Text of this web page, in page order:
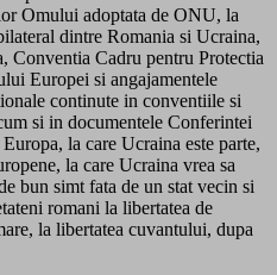
Omului adoptata de ONU, la
dintre Romania si Ucraina,
Conventia Cadru pentru Protectia
Europei si angajamentele
continute in conventiile si
si in documentele Conferintei
la care Ucraina este parte,
la care Ucraina vrea sa
bun simt fata de un stat vecin si
romani la libertatea de
la libertatea cuvantului, dupa